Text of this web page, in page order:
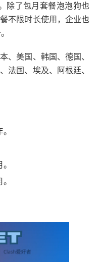
除了包月套餐泡泡狗也
不限时长使用，企业也
、美国、韩国、德国、
法国、埃及、阿根廷、